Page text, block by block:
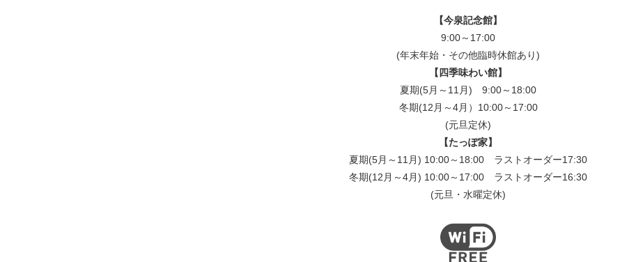
【今泉記念館】
9:00～17:00
(年末年始・その他臨時休館あり)
【四季味わい館】
夏期(5月～11月) 9:00～18:00
冬期(12月～4月）10:00～17:00
(元旦定休)
【たっぽ家】
夏期(5月～11月) 10:00～18:00 ラストオーダー17:30
冬期(12月～4月) 10:00～17:00 ラストオーダー16:30
(元旦・水曜定休)